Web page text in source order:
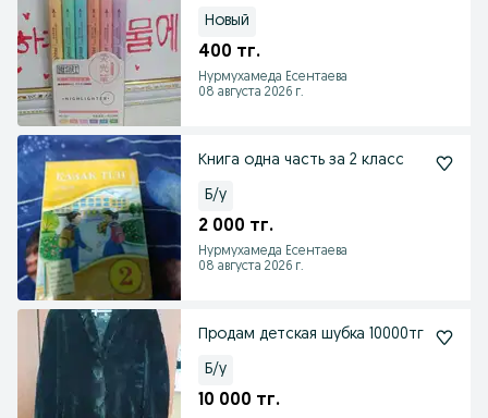
Новый
400 тг.
Нурмухамеда Есентаева
08 августа 2026 г.
Книга одна часть за 2 класс
Б/у
2 000 тг.
Нурмухамеда Есентаева
08 августа 2026 г.
Продам детская шубка 10000тг
Б/у
10 000 тг.